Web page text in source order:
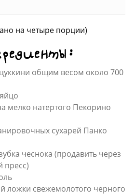
на четыре порции)
общим весом около 700
мелко натертого Пекорино
сухарей Панко
чеснока (продавить через
пресс)
ложки свежемолотого черного